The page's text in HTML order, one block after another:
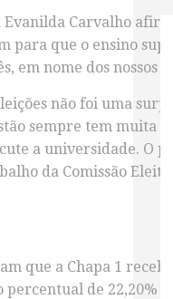
Carvalho
que o ensino
nome dos nossos
não foi uma
sempre tem muita
a universidade. O
da Comissão
que a Chapa 1
de 22,20%